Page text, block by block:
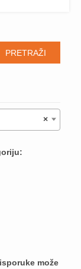
PRETRAŽI
×
može